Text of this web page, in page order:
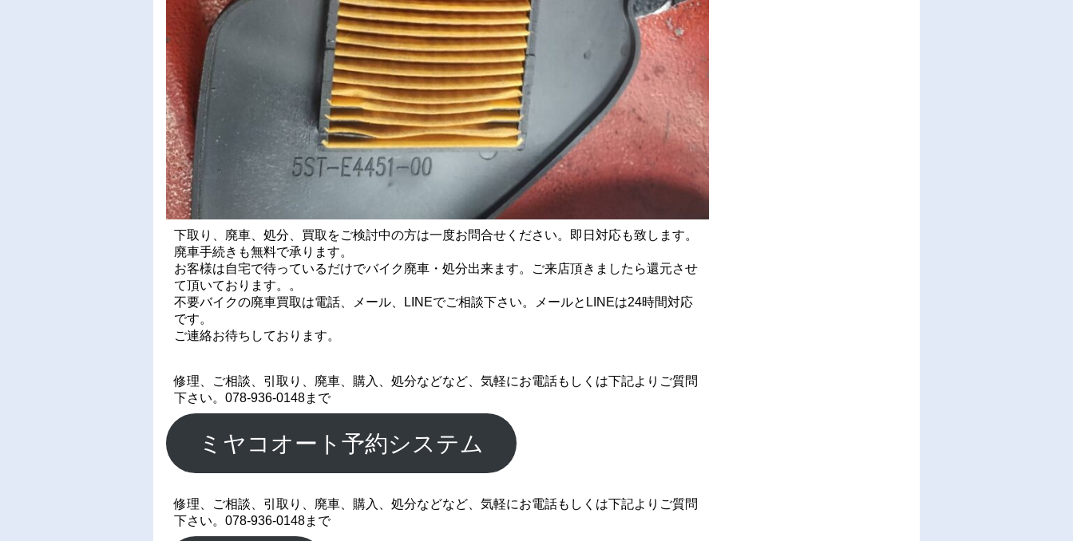
下取り、廃車、処分、買取をご検討中の方は一度お問合せください。即日対応も致します。
廃車手続きも無料で承ります。
お客様は自宅で待っているだけでバイク廃車・処分出来ます。ご来店頂きましたら還元させ
て頂いております。。
不要バイクの廃車買取は電話、メール、LINEでご相談下さい。メールとLINEは24時間対応
です。
ご連絡お待ちしております。
修理、ご相談、引取り、廃車、購入、処分などなど、気軽にお電話もしくは下記よりご質問
下さい。078-936-0148まで
ミヤコオート予約システム
修理、ご相談、引取り、廃車、購入、処分などなど、気軽にお電話もしくは下記よりご質問
下さい。078-936-0148まで